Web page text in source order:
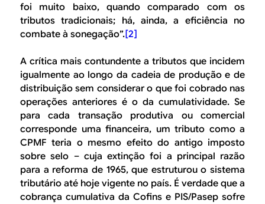
foi muito baixo, quando comparado com os
tributos tradicionais; há, ainda, a eficiência no
combate à sonegação”.[2]
A crítica mais contundente a tributos que incidem
igualmente ao longo da cadeia de produção e de
distribuição sem considerar o que foi cobrado nas
operações anteriores é o da cumulatividade. Se
para cada transação produtiva ou comercial
corresponde uma financeira, um tributo como a
CPMF teria o mesmo efeito do antigo imposto
sobre selo – cuja extinção foi a principal razão
para a reforma de 1965, que estruturou o sistema
tributário até hoje vigente no país. É verdade que a
cobrança cumulativa da Cofins e PIS/Pasep sofre